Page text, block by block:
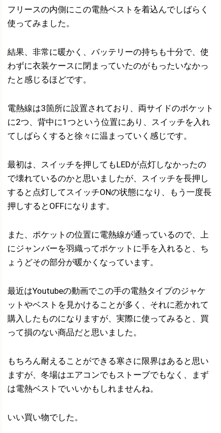
フリースの内側にこの電熱ベストを着込んでしばらく
使ってみました。
結果、非常に暖かく、バッテリーの持ちも十分で、使
わずに衣装ケースに閉まっていたのがもったいなかっ
たと感じるほどです。
電熱線は3箇所に設置されており、両サイドのポケット
に2つ、背中に1つという位置にあり、スイッチを入れ
てしばらくすると徐々に温まっていく感じです。
最初は、スイッチを押してもLEDが点灯しなかったの
で壊れているのかと思いましたが、スイッチを長押し
すると点灯してスイッチONの状態になり、もう一度長
押しするとOFFになります。
また、ポケットの位置に電熱線が通っているので、上
にジャンバーを羽織ってポケットに手を入れると、ち
ょうどその部分が暖かくなっています。
最近はYoutubeの動画でこの手の電熱タイプのジャケ
ットやベストを見かけることが多く、それに惹かれて
購入したものになりますが、実際に使ってみると、買
って損のない商品だと思いました。
もちろん耐えることができる寒さに限界はあると思い
ますが、冬場はエアコンでもストーブでもなく、まず
は電熱ベストでいいかもしれませんね。
いい買い物でした。